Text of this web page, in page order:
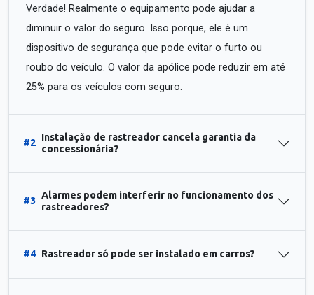
Verdade! Realmente o equipamento pode ajudar a
diminuir o valor do seguro. Isso porque, ele é um
dispositivo de segurança que pode evitar o furto ou
roubo do veículo. O valor da apólice pode reduzir em até
25% para os veículos com seguro.
#2
Instalação de rastreador cancela garantia da
concessionária?
#3
Alarmes podem interferir no funcionamento dos
rastreadores?
#4 Rastreador só pode ser instalado em carros?